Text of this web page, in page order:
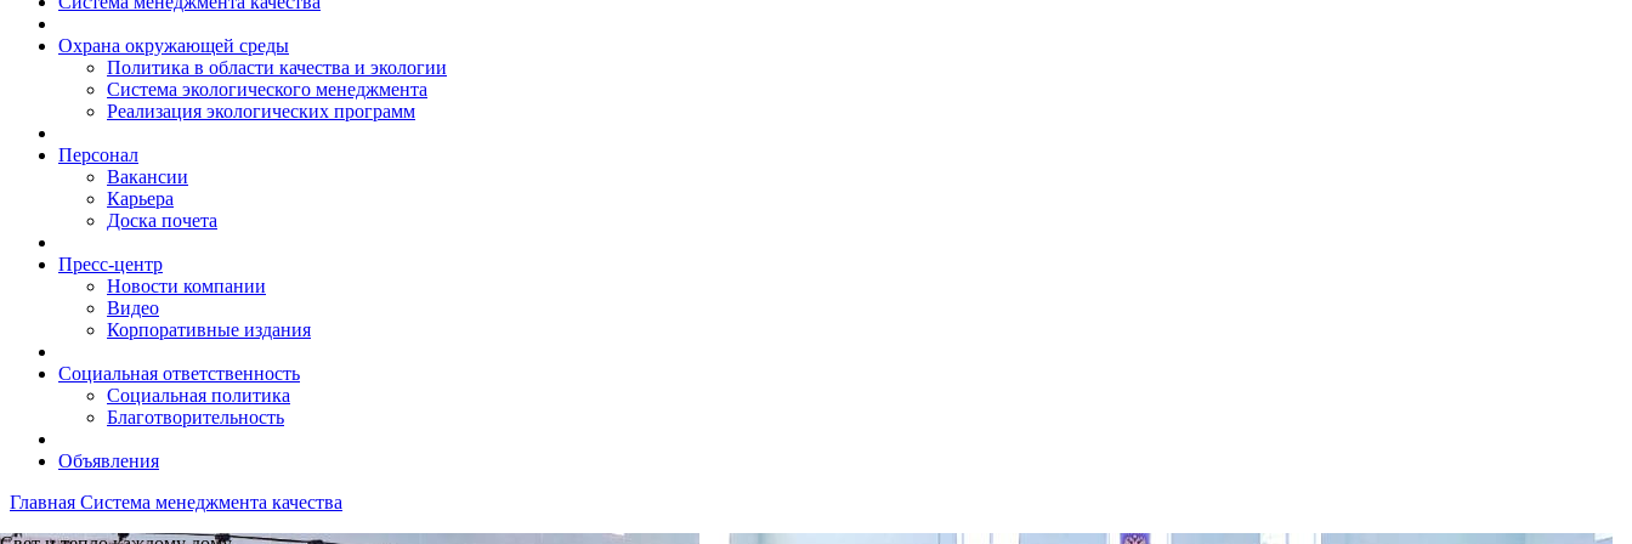
Охрана окружающей среды
Политика в области качества и экологии
Система экологического менеджмента
Реализация экологических программ
Персонал
Вакансии
Карьера
Доска почета
Пресс-центр
Новости компании
Видео
Корпоративные издания
Социальная ответственность
Социальная политика
Благотворительность
Объявления
Главная Система менеджмента качества